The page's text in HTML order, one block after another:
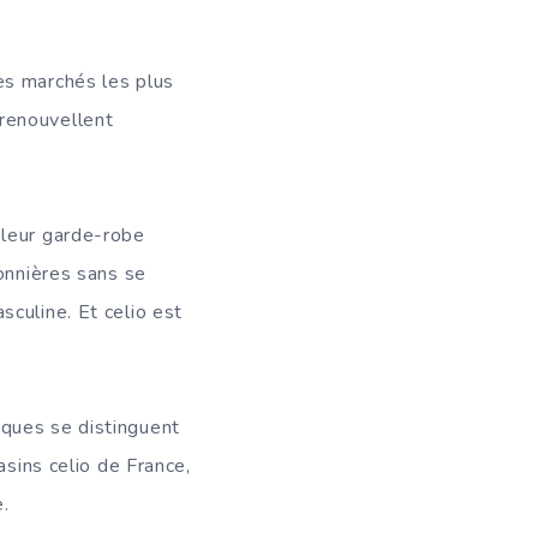
marchés les plus
garde-robe
sans se
Et celio est
se distinguent
celio de France,